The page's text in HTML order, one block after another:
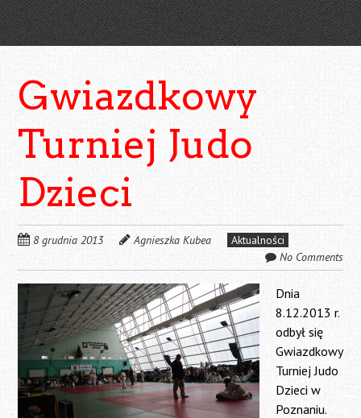
Gwiazdkowy
Turniej Judo
Dzieci
8 grudnia 2013 Agnieszka Kubea
Aktualności
No Comments
Dnia
8.12.2013 r.
odbył się
Gwiazdkowy
Turniej Judo
Dzieci w
Poznaniu.